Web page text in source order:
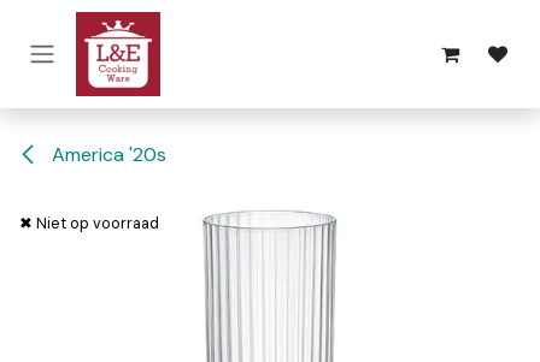
Overslaan naar inhoud
America '20s
✖ Niet op voorraad